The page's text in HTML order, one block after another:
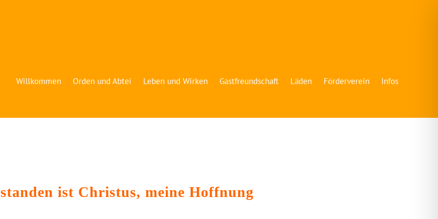
Willkommen Orden und Abtei Leben und Wirken Gastfreundschaft Läden Förderverein Infos
ist Christus, meine Hoffnung